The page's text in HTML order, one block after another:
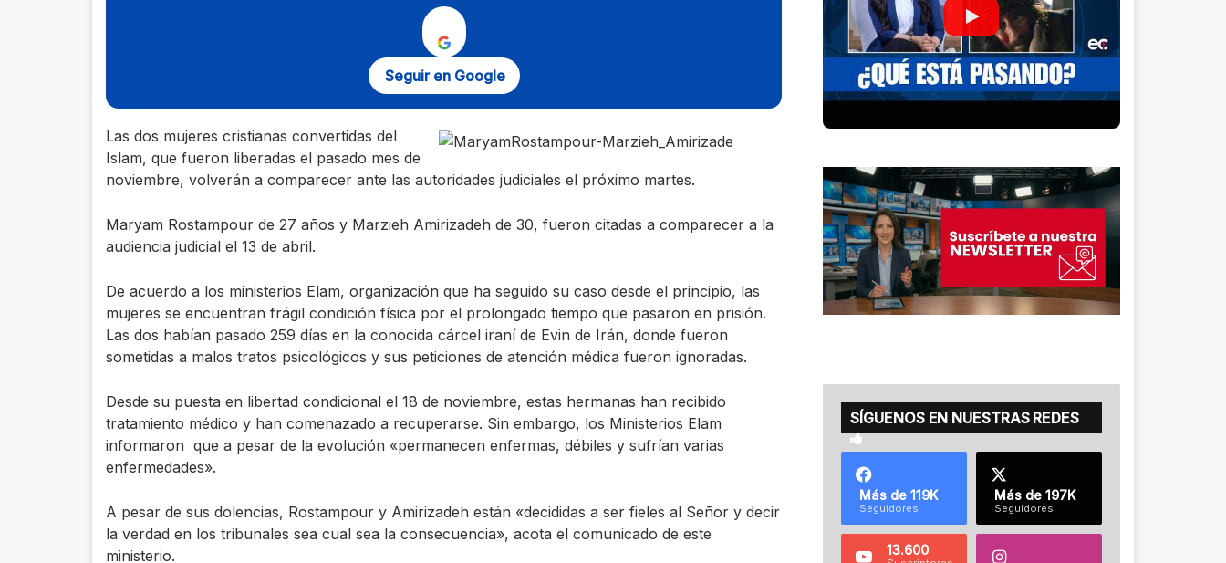
Seguir en Google
Las dos mujeres cristianas convertidas del
Islam, que fueron liberadas el pasado mes de
noviembre, volverán a comparecer ante las autoridades judiciales el próximo martes.
Maryam Rostampour de 27 años y Marzieh Amirizadeh de 30, fueron citadas a comparecer a la
audiencia judicial el 13 de abril.
De acuerdo a los ministerios Elam, organización que ha seguido su caso desde el principio, las
mujeres se encuentran frágil condición física por el prolongado tiempo que pasaron en prisión.
Las dos habían pasado 259 días en la conocida cárcel iraní de Evin de Irán, donde fueron
sometidas a malos tratos psicológicos y sus peticiones de atención médica fueron ignoradas.
Desde su puesta en libertad condicional el 18 de noviembre, estas hermanas han recibido
tratamiento médico y han comenazado a recuperarse. Sin embargo, los Ministerios Elam
informaron que a pesar de la evolución «permanecen enfermas, débiles y sufrían varias
enfermedades».
A pesar de sus dolencias, Rostampour y Amirizadeh están «decididas a ser fieles al Señor y decir
la verdad en los tribunales sea cual sea la consecuencia», acota el comunicado de este
ministerio.
SÍGUENOS EN NUESTRAS REDES
Más de 119K
Seguidores
Más de 197K
Seguidores
13.600